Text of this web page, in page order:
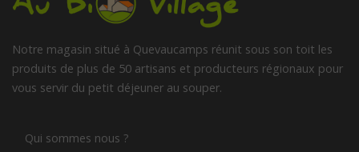
Notre magasin situé à Quevaucamps réunit sous son toit les
produits de plus de 50 artisans et producteurs régionaux pour
vous servir du petit déjeuner au souper.
Qui sommes nous ?